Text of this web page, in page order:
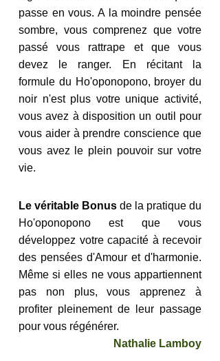
passe en vous. A la moindre pensée
sombre, vous comprenez que votre
passé vous rattrape et que vous
devez le ranger. En récitant la
formule du Ho'oponopono, broyer du
noir n'est plus votre unique activité,
vous avez à disposition un outil pour
vous aider à prendre conscience que
vous avez le plein pouvoir sur votre
vie.
Le véritable Bonus de la pratique du
Ho'oponopono est que vous
développez votre capacité à recevoir
des pensées d'Amour et d'harmonie.
Même si elles ne vous appartiennent
pas non plus, vous apprenez à
profiter pleinement de leur passage
pour vous régénérer.
Nathalie Lamboy